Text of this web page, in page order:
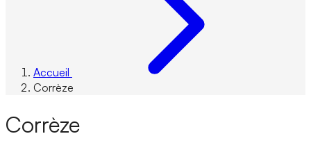
Accueil
Corrèze
Corrèze